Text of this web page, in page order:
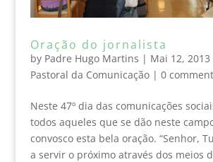
Oração do jornalista
by Padre Hugo Martins | Mai 12, 2013
Pastoral da Comunicação| 0
Neste 47º dia das comunicações
todos aqueles que se dão neste
convosco esta bela oração. “Senhor,
a servir o próximo através dos meios